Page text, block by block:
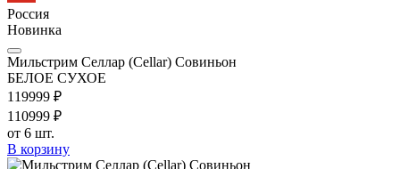
Россия
Новинка
Мильстрим Селлар (Cellar) Совиньон
БЕЛОЕ СУХОЕ
119999 ₽
110999 ₽
от 6 шт.
В корзину